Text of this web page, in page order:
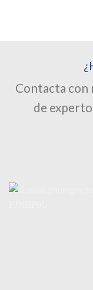
Contacta con
de